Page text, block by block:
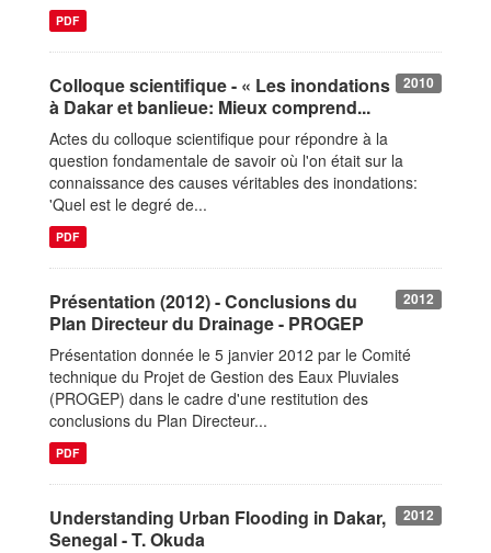
PDF
2010
Colloque scientifique - « Les inondations
à Dakar et banlieue: Mieux comprend...
Actes du colloque scientifique pour répondre à la
question fondamentale de savoir où l'on était sur la
connaissance des causes véritables des inondations:
'Quel est le degré de...
PDF
2012
Présentation (2012) - Conclusions du
Plan Directeur du Drainage - PROGEP
Présentation donnée le 5 janvier 2012 par le Comité
technique du Projet de Gestion des Eaux Pluviales
(PROGEP) dans le cadre d'une restitution des
conclusions du Plan Directeur...
PDF
2012
Understanding Urban Flooding in Dakar,
Senegal - T. Okuda